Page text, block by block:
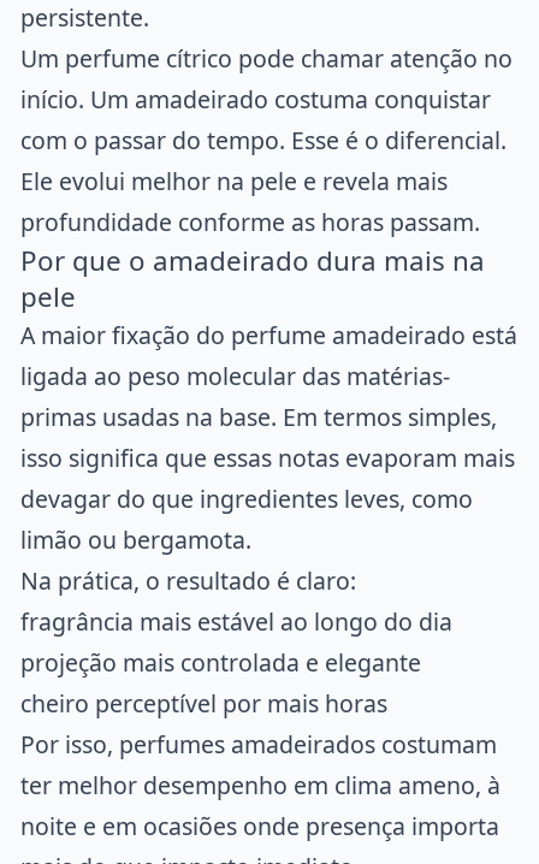
persistente.
Um perfume cítrico pode chamar atenção no
início. Um amadeirado costuma conquistar
com o passar do tempo. Esse é o diferencial.
Ele evolui melhor na pele e revela mais
profundidade conforme as horas passam.
Por que o amadeirado dura mais na
pele
A maior fixação do perfume amadeirado está
ligada ao peso molecular das matérias-
primas usadas na base. Em termos simples,
isso significa que essas notas evaporam mais
devagar do que ingredientes leves, como
limão ou bergamota.
Na prática, o resultado é claro:
fragrância mais estável ao longo do dia
projeção mais controlada e elegante
cheiro perceptível por mais horas
Por isso, perfumes amadeirados costumam
ter melhor desempenho em clima ameno, à
noite e em ocasiões onde presença importa